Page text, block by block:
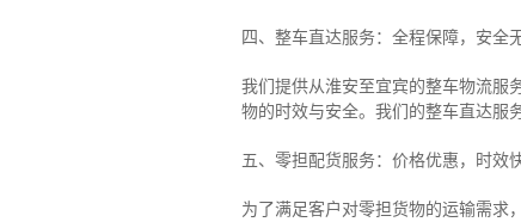
四、整车直达服务：全程保障，安全
我们提供从淮安至宜宾的整车物流服
物的时效与安全。我们的整车直达服
五、零担配货服务：价格优惠，时效
为了满足客户对零担货物的运输需求